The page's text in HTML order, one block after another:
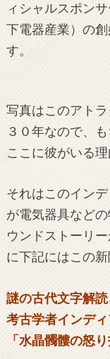
ィシャルスポン
下電器産業）の
す。
写真はこのアト
３０年なので、
ここに彼がいる
それはこのイン
が電気器具など
ウンドストーリ
に下記にはこの
謎の古代文字解読
考古学者インデ
「水晶髑髏の怒